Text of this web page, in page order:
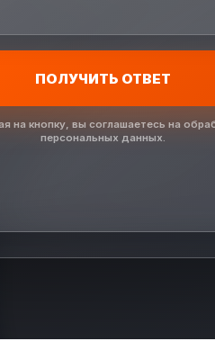
ПОЛУЧИТЬ ОТВЕТ
на кнопку, вы соглашаетесь на
персональных данных.